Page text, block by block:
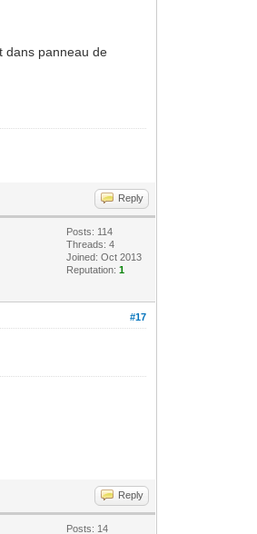
dans panneau de
Reply
Posts: 114
Threads: 4
Joined: Oct 2013
Reputation:1
#17
Reply
Posts: 14